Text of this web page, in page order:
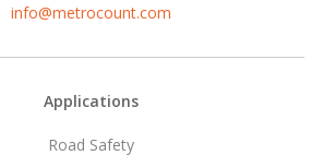
info@metrocount.com
Applications
Road Safety